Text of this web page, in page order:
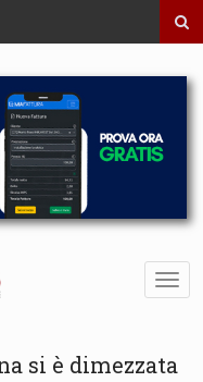
si è dimezzata